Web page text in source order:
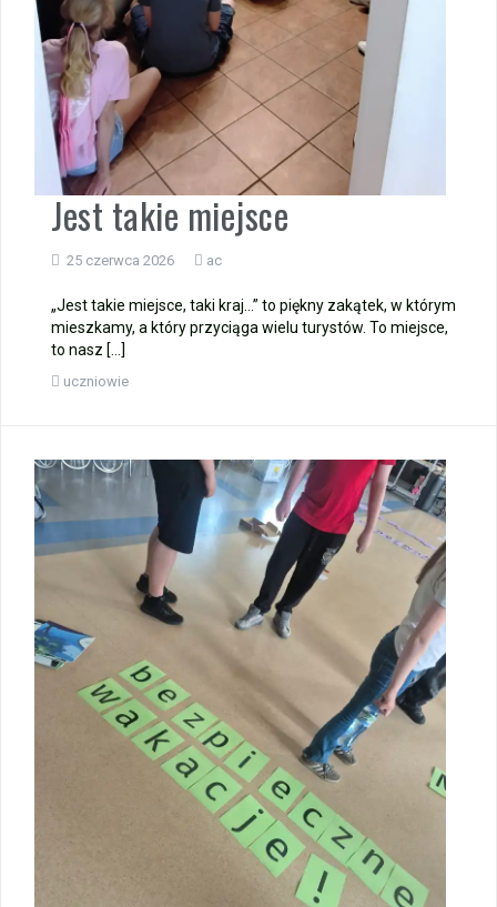
Jest takie miejsce
25 czerwca 2026 ac
„Jest takie miejsce, taki kraj…” to piękny zakątek, w którym
mieszkamy, a który przyciąga wielu turystów. To miejsce,
to nasz […]
uczniowie